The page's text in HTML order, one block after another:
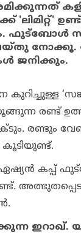
'ലിമിറ്റ്'
ഫുട്‌ബോള്‍
നോക്കൂ.
ജനിക്കും.
രണ്ട്
രണ്ടും
കൂടിയുണ്ട്.
കപ്പ്
ഇറാഖ്.